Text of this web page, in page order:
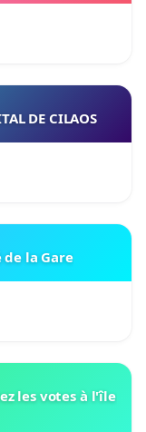
DE CILAOS
la Gare
les votes à l'île